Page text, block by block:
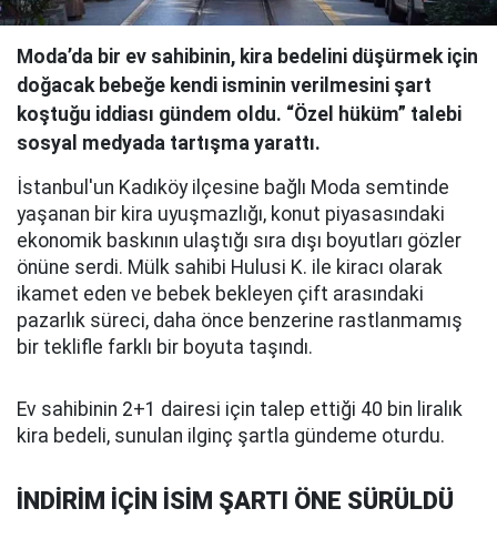
Moda’da bir ev sahibinin, kira bedelini düşürmek için
doğacak bebeğe kendi isminin verilmesini şart
koştuğu iddiası gündem oldu. “Özel hüküm” talebi
sosyal medyada tartışma yarattı.
İstanbul'un Kadıköy ilçesine bağlı Moda semtinde
yaşanan bir kira uyuşmazlığı, konut piyasasındaki
ekonomik baskının ulaştığı sıra dışı boyutları gözler
önüne serdi. Mülk sahibi Hulusi K. ile kiracı olarak
ikamet eden ve bebek bekleyen çift arasındaki
pazarlık süreci, daha önce benzerine rastlanmamış
bir teklifle farklı bir boyuta taşındı.
Ev sahibinin 2+1 dairesi için talep ettiği 40 bin liralık
kira bedeli, sunulan ilginç şartla gündeme oturdu.
İNDİRİM İÇİN İSİM ŞARTI ÖNE SÜRÜLDÜ